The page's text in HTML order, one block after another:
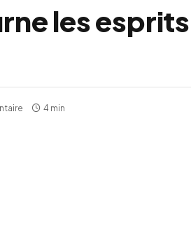
les
4 min